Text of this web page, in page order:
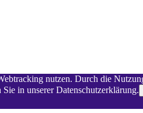
nutzen. Durch die
in unserer Datenschutzerklärung.